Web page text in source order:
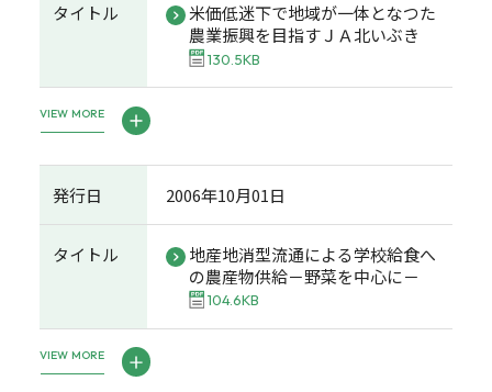
タイトル
米価低迷下で地域が一体となつた
農業振興を目指すＪＡ北いぶき
130.5KB
VIEW MORE
発行日 2006年10月01日
タイトル
地産地消型流通による学校給食へ
の農産物供給－野菜を中心に－
104.6KB
VIEW MORE